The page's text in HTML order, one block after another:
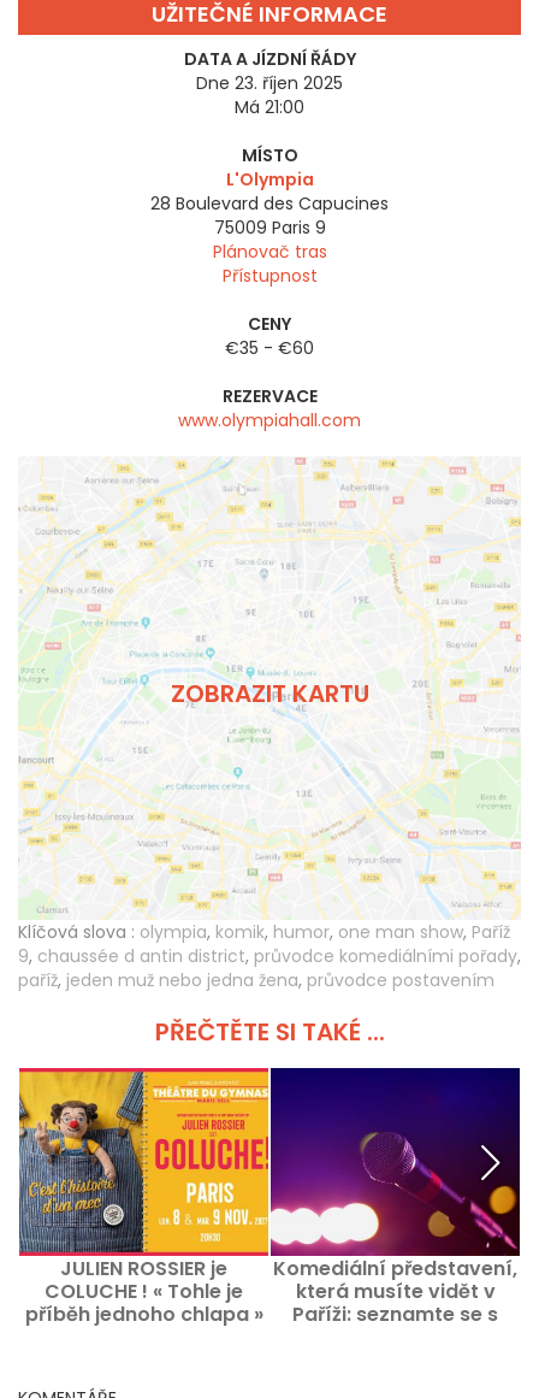
UŽITEČNÉ INFORMACE
DATA A JÍZDNÍ ŘÁDY
Dne 23. říjen 2025
Má 21:00
MÍSTO
L'Olympia
28 Boulevard des Capucines
75009 Paris 9
Plánovač tras
Přístupnost
CENY
€35 - €60
REZERVACE
www.olympiahall.com
ZOBRAZIT KARTU
Klíčová slova : olympia, komik, humor, one man show, Paříž
9, chaussée d antin district, průvodce komediálními pořady,
paříž, jeden muž nebo jedna žena, průvodce postavením
PŘEČTĚTE SI TAKÉ ...
JULIEN ROSSIER je
COLUCHE ! « Tohle je
příběh jednoho chlapa »
Komediální představení,
která musíte vidět v
Paříži: seznamte se s